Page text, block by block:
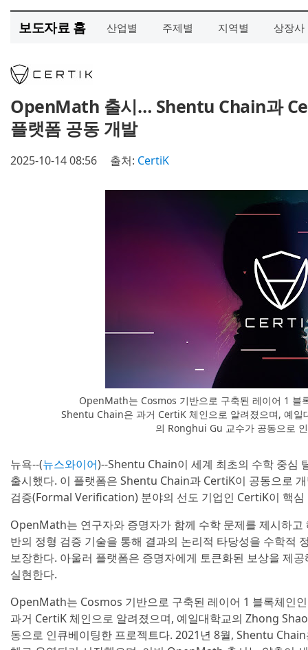
보도자료 홈 산업별 주제별 지역별 상장사
OpenMath 출시… Shentu Chain과
플랫폼 공동 개발
2025-10-14 08:56 출처: CertiK
OpenMath는 Cosmos 기반으로 구축된 레이어 1
Shentu Chain은 과거 CertiK 체인으로 알려졌으며, 예
의 Ronghui Gu 교수가 공동으로
뉴욕--(뉴스와이어)--Shentu Chain이 세계 최초의 수학 중심
출시했다. 이 플랫폼은 Shentu Chain과 CertiK이 공동으로
검증(Formal Verification) 분야의 선도 기업인 CertiK이 핵심
OpenMath는 연구자와 증명자가 함께 수학 문제를 제시하
반의 정형 검증 기술을 통해 결과의 논리적 타당성을 수학적
보장한다. 아울러 플랫폼은 증명자에게 토큰화된 보상을 제
실현한다.
OpenMath는 Cosmos 기반으로 구축된 레이어 1 블록체인
과거 CertiK 체인으로 알려졌으며, 예일대학교의 Zhong
동으로 인큐베이팅한 프로젝트다. 2021년 8월, Shentu